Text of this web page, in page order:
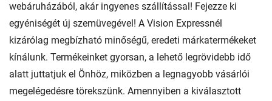
webáruházából, akár ingyenes szállítással! Fejezze ki
egyéniségét új szemüvegével! A Vision Expressnél
kizárólag megbízható minőségű, eredeti márkatermékeket
kínálunk. Termékeinket gyorsan, a lehető legrövidebb idő
alatt juttatjuk el Önhöz, miközben a legnagyobb vásárlói
megelégedésre törekszünk. Amennyiben a kiválasztott